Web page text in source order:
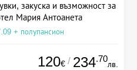
закуска и възможност за
Мария Антоанета
+ полупансион
120€ / 234.70
лв.